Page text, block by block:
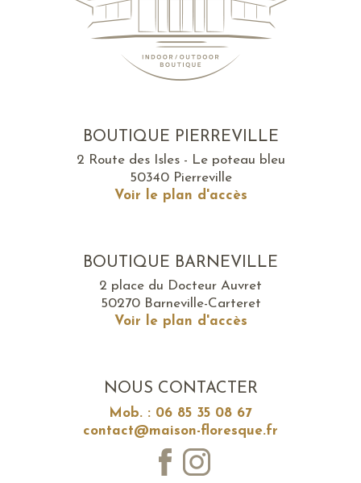
BOUTIQUE PIERREVILLE
2 Route des Isles - Le poteau bleu
50340 Pierreville
Voir le plan d'accès
BOUTIQUE BARNEVILLE
2 place du Docteur Auvret
50270 Barneville-Carteret
Voir le plan d'accès
NOUS CONTACTER
Mob. : 06 85 35 08 67
contact@maison-floresque.fr